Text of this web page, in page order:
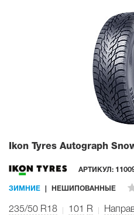
Ikon Tyres Autograph
АРТИКУЛ:
ЗИМНИЕ НЕШИПОВАННЫЕ
235/50 R18 101 R